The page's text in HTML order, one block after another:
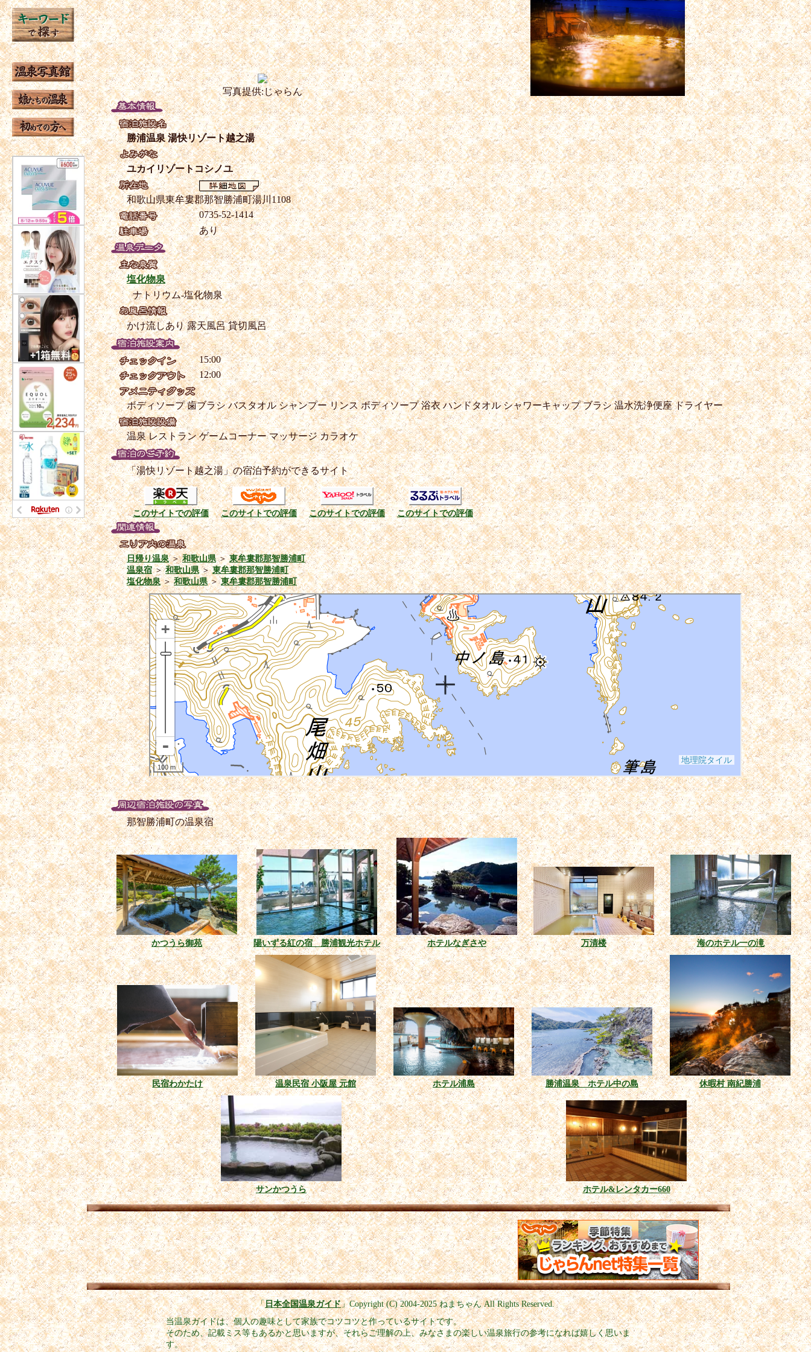
写真提供:じゃらん
勝浦温泉 湯快リゾート越之湯
ユカイリゾートコシノユ
和歌山県東牟婁郡那智勝浦町湯川1108
0735-52-1414
あり
塩化物泉
ナトリウム-塩化物泉
かけ流しあり露天風呂貸切風呂
15:00
12:00
ボディソープ歯ブラシバスタオルシャンプーリンスボディソープ浴衣ハンドタオルシャワーキャップブラシ温水洗浄便座ドライヤー
温泉レストランゲームコーナーマッサージカラオケ
「湯快リゾート越之湯」の宿泊予約ができるサイト
このサイトでの評価 このサイトでの評価 このサイトでの評価 このサイトでの評価
日帰り温泉＞和歌山県＞東牟婁郡那智勝浦町
温泉宿＞和歌山県＞東牟婁郡那智勝浦町
塩化物泉＞和歌山県＞東牟婁郡那智勝浦町
那智勝浦町の温泉宿
かつうら御苑 陽いずる紅の宿 勝浦観光ホテル ホテルなぎさや 万清楼 海のホテル一の滝
民宿わかたけ 温泉民宿 小阪屋 元館 ホテル浦島 勝浦温泉 ホテル中の島 休暇村 南紀勝浦
サンかつうら ホテル&レンタカー660
「日本全国温泉ガイド」Copyright (C) 2004-2025ねまちゃん All Rights Reserved.
当温泉ガイドは、個人の趣味として家族でコツコツと作っているサイトです。
そのため、記載ミス等もあるかと思いますが、それらご理解の上、みなさまの楽しい温泉旅行の参考になれば嬉しく思いま
す。